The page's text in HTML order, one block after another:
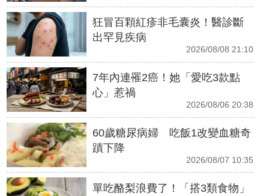
狂冒百顆紅疹非毛囊炎！醫診斷
出罕見疾病
2026/08/08 21:10
7年內連罹2癌！她「愛吃3款點
心」惹禍
2026/08/06 20:38
60歲糖尿病婦 吃飯1改變血糖奇
蹟下降
2026/08/07 10:35
單吃酪梨浪費了！「搭3類食物」